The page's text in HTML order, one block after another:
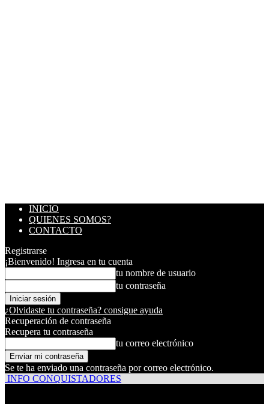
INICIO
QUIENES SOMOS?
CONTACTO
Registrarse
¡Bienvenido! Ingresa en tu cuenta
tu nombre de usuario
tu contraseña
¿Olvidaste tu contraseña? consigue ayuda
Recuperación de contraseña
Recupera tu contraseña
tu correo electrónico
Se te ha enviado una contraseña por correo electrónico.
INFO CONQUISTADORES